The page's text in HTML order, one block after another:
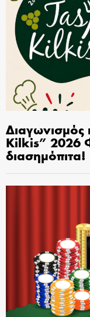
Διαγωνισμός
Kilkis” 2026
διασημόπιτα!